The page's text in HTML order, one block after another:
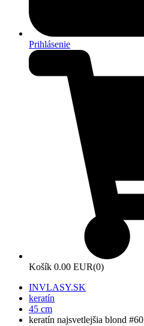
Prihlásenie
Košík 0.00 EUR(0)
INVLASY.SK
keratín
45 cm
keratín najsvetlejšia blond #60